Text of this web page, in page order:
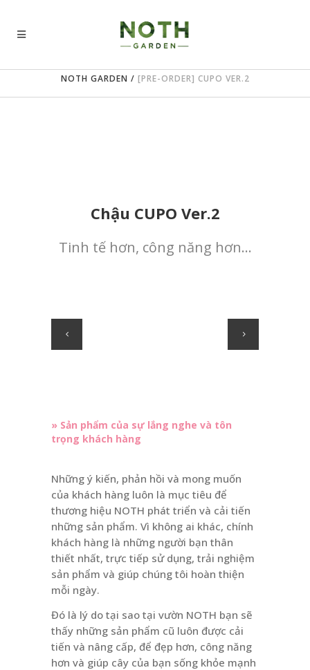
NOTH GARDEN / [PRE-ORDER] CUPO VER.2
Chậu CUPO Ver.2
Tinh tế hơn, công năng hơn…
» Sản phẩm của sự lắng nghe và tôn
trọng khách hàng
Những ý kiến, phản hồi và mong muốn
của khách hàng luôn là mục tiêu để
thương hiệu NOTH phát triển và cải tiến
những sản phẩm. Vì không ai khác, chính
khách hàng là những người bạn thân
thiết nhất, trực tiếp sử dụng, trải nghiệm
sản phẩm và giúp chúng tôi hoàn thiện
mỗi ngày.
Đó là lý do tại sao tại vườn NOTH bạn sẽ
thấy những sản phẩm cũ luôn được cải
tiến và nâng cấp, để đẹp hơn, công năng
hơn và giúp cây của bạn sống khỏe mạnh